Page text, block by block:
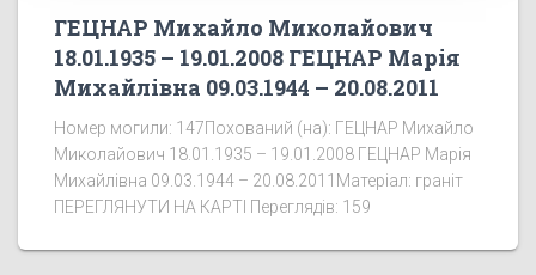
ГЕЦНАР Михайло Миколайович
18.01.1935 – 19.01.2008 ГЕЦНАР Марія
Михайлівна 09.03.1944 – 20.08.2011
Номер могили: 147Похований (на): ГЕЦНАР Михайло
Миколайович 18.01.1935 – 19.01.2008 ГЕЦНАР Марія
Михайлівна 09.03.1944 – 20.08.2011Матеріал: граніт
ПЕРЕГЛЯНУТИ НА КАРТІ Переглядів: 159